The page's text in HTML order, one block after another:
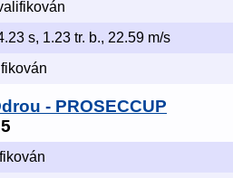
s, 1.23 tr. b., 22.59 m/s
- PROSECCUP